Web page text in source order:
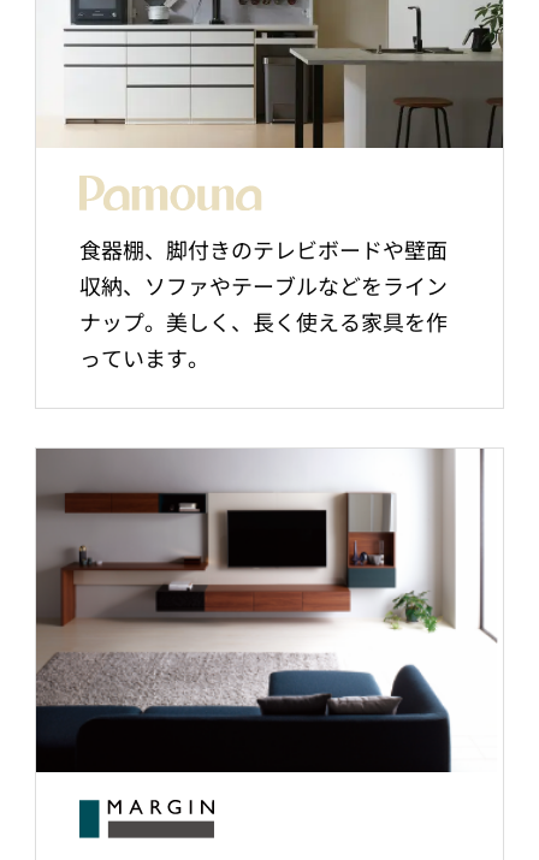
食器棚、脚付きのテレビボードや壁面
収納、ソファやテーブルなどをライン
ナップ。美しく、長く使える家具を作
っています。